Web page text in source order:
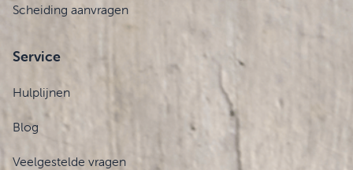
Scheiding aanvragen
Service
Hulplijnen
Blog
Veelgestelde vragen